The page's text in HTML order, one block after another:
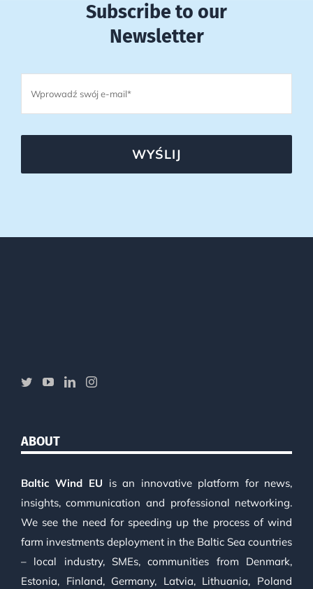
Subscribe to our
Newsletter
WYŚLIJ
ABOUT
Baltic Wind EU is an innovative platform for news,
insights, communication and professional networking.
We see the need for speeding up the process of wind
farm investments deployment in the Baltic Sea countries
– local industry, SMEs, communities from Denmark,
Estonia, Finland, Germany, Latvia, Lithuania, Poland